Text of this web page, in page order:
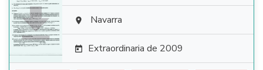
  Navarra
 Extraordinaria de 2009